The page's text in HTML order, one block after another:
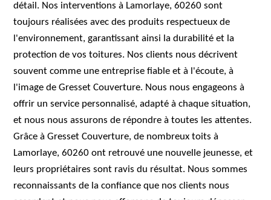
détail. Nos interventions à Lamorlaye, 60260 sont
toujours réalisées avec des produits respectueux de
l'environnement, garantissant ainsi la durabilité et la
protection de vos toitures. Nos clients nous décrivent
souvent comme une entreprise fiable et à l'écoute, à
l'image de Gresset Couverture. Nous nous engageons à
offrir un service personnalisé, adapté à chaque situation,
et nous nous assurons de répondre à toutes les attentes.
Grâce à Gresset Couverture, de nombreux toits à
Lamorlaye, 60260 ont retrouvé une nouvelle jeunesse, et
leurs propriétaires sont ravis du résultat. Nous sommes
reconnaissants de la confiance que nos clients nous